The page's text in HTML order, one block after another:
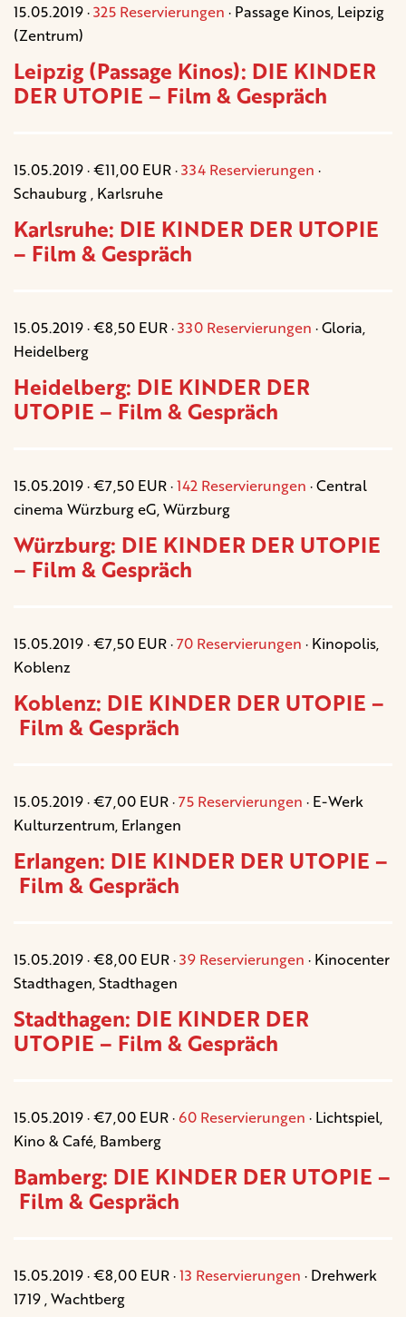
15.05.2019 ·325 Reservierungen · Passage Kinos, Leipzig
(Zentrum)
Leipzig (Passage Kinos): DIE KINDER
DER UTOPIE – Film & Gespräch
15.05.2019 · €11,00 EUR ·334 Reservierungen ·
Schauburg , Karlsruhe
Karlsruhe: DIE KINDER DER UTOPIE
– Film & Gespräch
15.05.2019 · €8,50 EUR ·330 Reservierungen · Gloria,
Heidelberg
Heidelberg: DIE KINDER DER
UTOPIE – Film & Gespräch
15.05.2019 · €7,50 EUR ·142 Reservierungen · Central
cinema Würzburg eG, Würzburg
Würzburg: DIE KINDER DER UTOPIE
– Film & Gespräch
15.05.2019 · €7,50 EUR ·70 Reservierungen · Kinopolis,
Koblenz
Koblenz: DIE KINDER DER UTOPIE –
Film & Gespräch
15.05.2019 · €7,00 EUR ·75 Reservierungen · E-Werk
Kulturzentrum, Erlangen
Erlangen: DIE KINDER DER UTOPIE –
Film & Gespräch
15.05.2019 · €8,00 EUR ·39 Reservierungen · Kinocenter
Stadthagen, Stadthagen
Stadthagen: DIE KINDER DER
UTOPIE – Film & Gespräch
15.05.2019 · €7,00 EUR ·60 Reservierungen · Lichtspiel,
Kino & Café, Bamberg
Bamberg: DIE KINDER DER UTOPIE –
Film & Gespräch
15.05.2019 · €8,00 EUR ·13 Reservierungen · Drehwerk
1719 , Wachtberg